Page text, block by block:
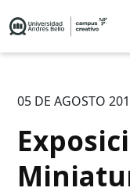
05 DE AGOSTO